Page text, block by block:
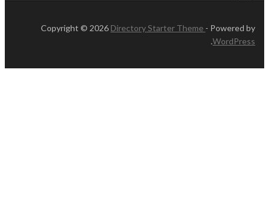
Copyright © 2026 Directory Starter Theme - Powered by
WordPress
.